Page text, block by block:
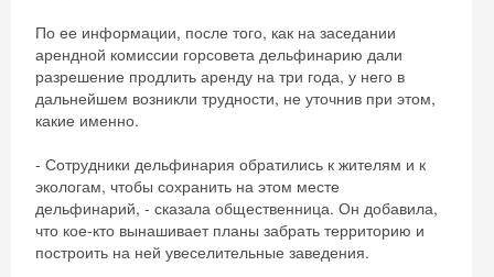
По ее информации, после того, как на заседании
арендной комиссии горсовета дельфинарию дали
разрешение продлить аренду на три года, у него в
дальнейшем возникли трудности, не уточнив при этом,
какие именно.
- Сотрудники дельфинария обратились к жителям и к
экологам, чтобы сохранить на этом месте
дельфинарий, - сказала общественница. Он добавила,
что кое-кто вынашивает планы забрать территорию и
построить на ней увеселительные заведения.